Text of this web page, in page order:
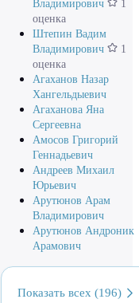
Владимирович
1
оценка
Штепин Вадим
Владимирович
1
оценка
Агаханов Назар
Хангельдыевич
Агаханова Яна
Сергеевна
Амосов Григорий
Геннадьевич
Андреев Михаил
Юрьевич
Арутюнов Арам
Владимирович
Арутюнов Андроник
Арамович
Показать всех (196)